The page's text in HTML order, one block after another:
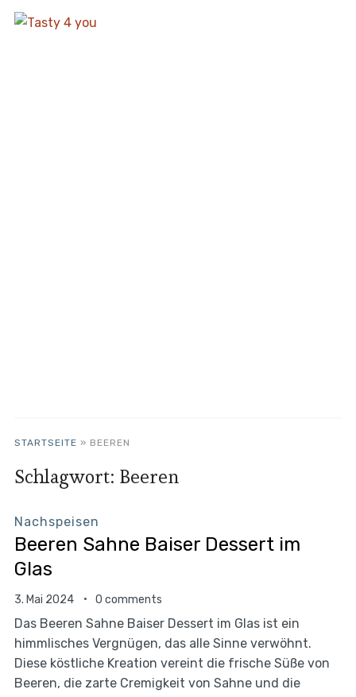
STARTSEITE » BEEREN
Schlagwort: Beeren
Nachspeisen
Beeren Sahne Baiser Dessert im
Glas
3. Mai 2024 0 comments
Das Beeren Sahne Baiser Dessert im Glas ist ein
himmlisches Vergnügen, das alle Sinne verwöhnt.
Diese köstliche Kreation vereint die frische Süße von
Beeren, die zarte Cremigkeit von Sahne und die